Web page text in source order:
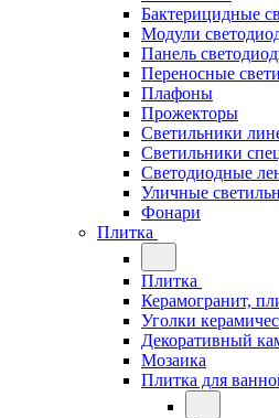
Бактерицидные
Модули
Панель
Переносные
Плафоны
Прожекторы
Светильники
Светильники
Светодиодные
Уличные
Фонари
Плитка
Плитка
Керамогранит,
Уголки
Декоративный
Мозаика
Плитка для